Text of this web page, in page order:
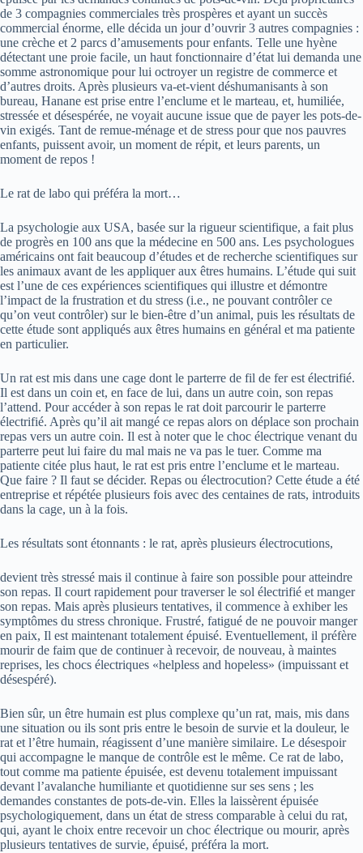
de 3 compagnies commerciales très prospères et ayant un succès
commercial énorme, elle décida un jour d’ouvrir 3 autres compagnies :
une crèche et 2 parcs d’amusements pour enfants. Telle une hyène
détectant une proie facile, un haut fonctionnaire d’état lui demanda une
somme astronomique pour lui octroyer un registre de commerce et
d’autres droits. Après plusieurs va-et-vient déshumanisants à son
bureau, Hanane est prise entre l’enclume et le marteau, et, humiliée,
stressée et désespérée, ne voyait aucune issue que de payer les pots-de-
vin exigés. Tant de remue-ménage et de stress pour que nos pauvres
enfants, puissent avoir, un moment de répit, et leurs parents, un
moment de repos !
Le rat de labo qui préféra la mort…
La psychologie aux USA, basée sur la rigueur scientifique, a fait plus
de progrès en 100 ans que la médecine en 500 ans. Les psychologues
américains ont fait beaucoup d’études et de recherche scientifiques sur
les animaux avant de les appliquer aux êtres humains. L’étude qui suit
est l’une de ces expériences scientifiques qui illustre et démontre
l’impact de la frustration et du stress (i.e., ne pouvant contrôler ce
qu’on veut contrôler) sur le bien-être d’un animal, puis les résultats de
cette étude sont appliqués aux êtres humains en général et ma patiente
en particulier.
Un rat est mis dans une cage dont le parterre de fil de fer est électrifié.
Il est dans un coin et, en face de lui, dans un autre coin, son repas
l’attend. Pour accéder à son repas le rat doit parcourir le parterre
électrifié. Après qu’il ait mangé ce repas alors on déplace son prochain
repas vers un autre coin. Il est à noter que le choc électrique venant du
parterre peut lui faire du mal mais ne va pas le tuer. Comme ma
patiente citée plus haut, le rat est pris entre l’enclume et le marteau.
Que faire ? Il faut se décider. Repas ou électrocution? Cette étude a été
entreprise et répétée plusieurs fois avec des centaines de rats, introduits
dans la cage, un à la fois.
Les résultats sont étonnants : le rat, après plusieurs électrocutions,
devient très stressé mais il continue à faire son possible pour atteindre
son repas. Il court rapidement pour traverser le sol électrifié et manger
son repas. Mais après plusieurs tentatives, il commence à exhiber les
symptômes du stress chronique. Frustré, fatigué de ne pouvoir manger
en paix, Il est maintenant totalement épuisé. Eventuellement, il préfère
mourir de faim que de continuer à recevoir, de nouveau, à maintes
reprises, les chocs électriques «helpless and hopeless» (impuissant et
désespéré).
Bien sûr, un être humain est plus complexe qu’un rat, mais, mis dans
une situation ou ils sont pris entre le besoin de survie et la douleur, le
rat et l’être humain, réagissent d’une manière similaire. Le désespoir
qui accompagne le manque de contrôle est le même. Ce rat de labo,
tout comme ma patiente épuisée, est devenu totalement impuissant
devant l’avalanche humiliante et quotidienne sur ses sens ; les
demandes constantes de pots-de-vin. Elles la laissèrent épuisée
psychologiquement, dans un état de stress comparable à celui du rat,
qui, ayant le choix entre recevoir un choc électrique ou mourir, après
plusieurs tentatives de survie, épuisé, préféra la mort.